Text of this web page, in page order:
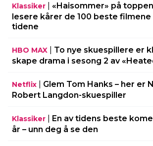
Klassiker
«Haisommer» på
lesere kårer de 100 beste filmene
tidene
HBO MAX
To nye skuespillere er
skape drama i sesong 2 av
Netflix
Glem Tom Hanks – her er
Robert Langdon-skuespiller
Klassiker
En av tidens beste
år – unn deg å se den